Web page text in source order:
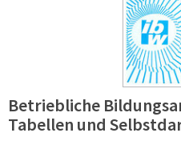
Betriebliche
Tabellen und